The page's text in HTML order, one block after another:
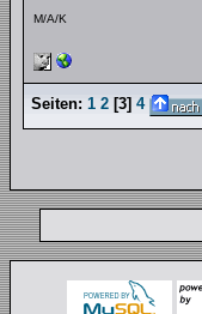
M/A/K
Seiten: 1 2 [3] 4